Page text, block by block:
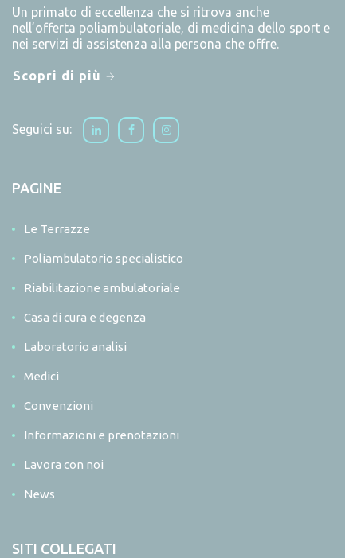
Un primato di eccellenza che si ritrova anche
nell’offerta poliambulatoriale, di medicina dello sport e
nei servizi di assistenza alla persona che offre.
Scopri di più
Seguici su:
PAGINE
Le Terrazze
Poliambulatorio specialistico
Riabilitazione ambulatoriale
Casa di cura e degenza
Laboratorio analisi
Medici
Convenzioni
Informazioni e prenotazioni
Lavora con noi
News
SITI COLLEGATI